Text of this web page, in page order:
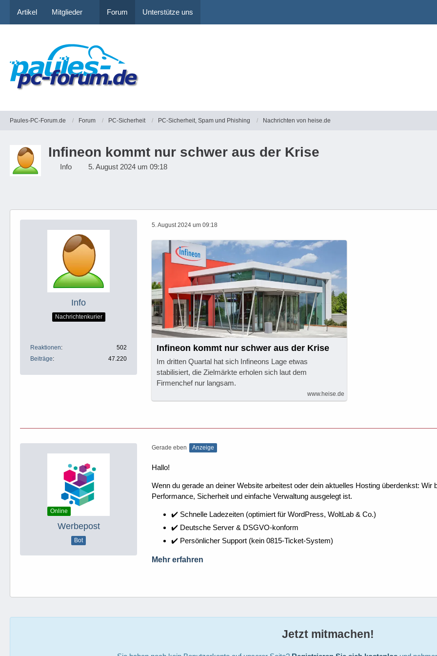
Artikel Mitglieder Forum Unterstütze uns
Paules-PC-Forum.de Forum PC-Sicherheit PC-Sicherheit, Spam und Phishing Nachrichten von heise.de
Infineon kommt nur schwer aus der Krise
Info 5. August 2024 um 09:18
Info
Nachrichtenkurier
Reaktionen
502
Beiträge
47.220
5. August 2024 um 09:18
Infineon kommt nur schwer aus der Krise
Im dritten Quartal hat sich Infineons Lage etwas
stabilisiert, die Zielmärkte erholen sich laut dem
Firmenchef nur langsam.
www.heise.de
Online
Werbepost
Bot
Gerade eben Anzeige
Hallo!
Wenn du gerade an deiner Website arbeitest oder dein aktuelles Hosting überdenkst:
Performance, Sicherheit und einfache Verwaltung ausgelegt ist.
✔️ Schnelle Ladezeiten (optimiert für WordPress, WoltLab & Co.)
✔️ Deutsche Server & DSGVO-konform
✔️ Persönlicher Support (kein 0815-Ticket-System)
Mehr erfahren
Jetzt mitmachen!